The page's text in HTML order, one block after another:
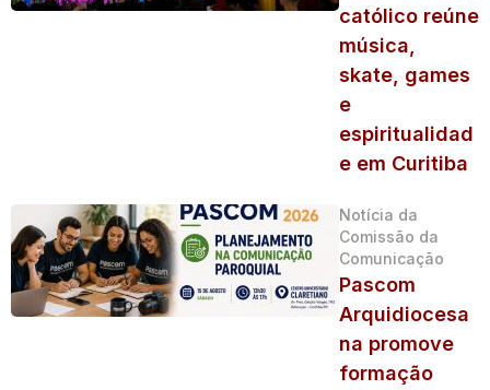
católico reúne
música,
skate, games
e
espiritualidad
e em Curitiba
Notícia da
Comissão da
Comunicação
Pascom
Arquidiocesa
na promove
formação